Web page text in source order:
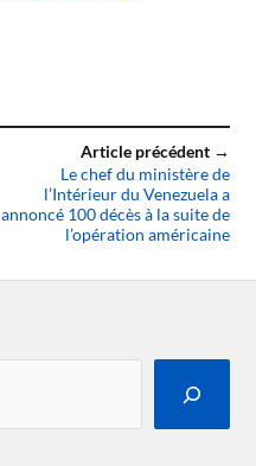
Article précédent →
Le chef du ministère de
l’Intérieur du Venezuela a
annoncé 100 décès à la suite de
l’opération américaine